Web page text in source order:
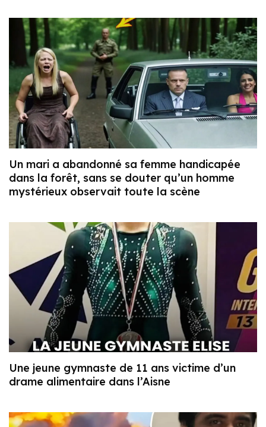
Un mari a abandonné sa femme handicapée
dans la forêt, sans se douter qu’un homme
mystérieux observait toute la scène
Une jeune gymnaste de 11 ans victime d’un
drame alimentaire dans l’Aisne